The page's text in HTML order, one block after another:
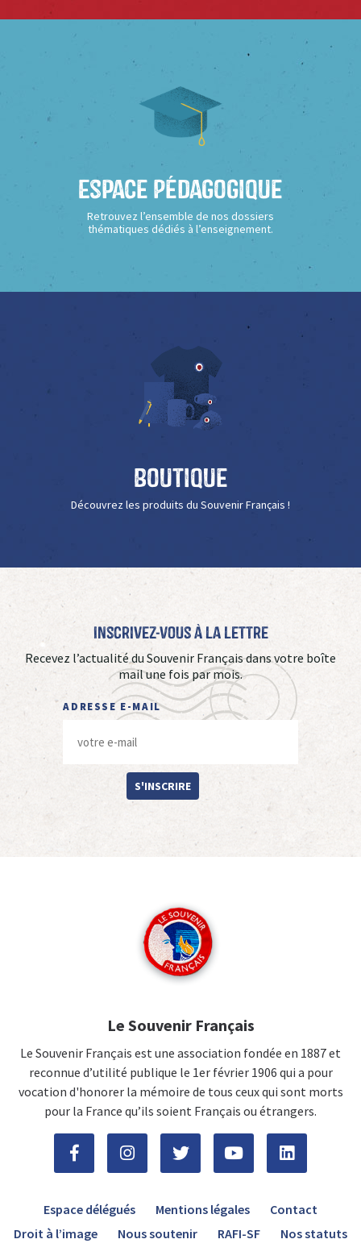
Espace Pédagogique
Retrouvez l’ensemble de nos dossiers
thématiques dédiés à l’enseignement.
Boutique
Découvrez les produits du Souvenir Français !
Inscrivez-vous à La Lettre
Recevez l’actualité du Souvenir Français dans votre boîte
mail une fois par mois.
ADRESSE E-MAIL
S'INSCRIRE
Le Souvenir Français
Le Souvenir Français est une association fondée en 1887 et
reconnue d’utilité publique le 1er février 1906 qui a pour
vocation d'honorer la mémoire de tous ceux qui sont morts
pour la France qu’ils soient Français ou étrangers.
Espace délégués Mentions légales
Contact
Droit à l’image
Nous soutenir RAFI-SF Nos statuts